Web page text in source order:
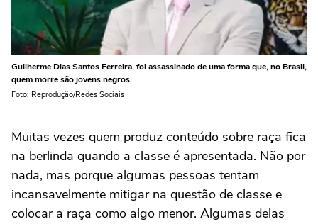
Guilherme Dias Santos Ferreira, foi assassinado de uma forma que, no Brasil,
quem morre são jovens negros.
Foto: Reprodução/Redes Sociais
Muitas vezes quem produz conteúdo sobre raça fica
na berlinda quando a classe é apresentada. Não por
nada, mas porque algumas pessoas tentam
incansavelmente mitigar na questão de classe e
colocar a raça como algo menor. Algumas delas